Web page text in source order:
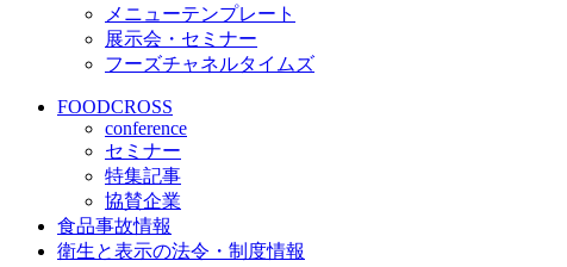
メニューテンプレート
展示会・セミナー
フーズチャネルタイムズ
FOODCROSS
conference
セミナー
特集記事
協賛企業
食品事故情報
衛生と表示の法令・制度情報